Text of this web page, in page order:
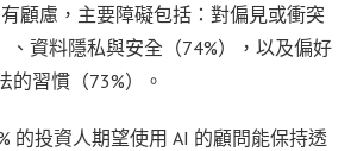
顧慮，主要障礙包括：對偏見或衝突
、資料隱私與安全（74%），以及偏好
的習慣（73%）。
的投資人期望使用 AI 的顧問能保持透